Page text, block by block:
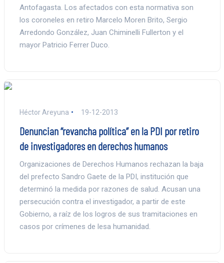
Antofagasta. Los afectados con esta normativa son
los coroneles en retiro Marcelo Moren Brito, Sergio
Arredondo González, Juan Chiminelli Fullerton y el
mayor Patricio Ferrer Duco.
Héctor Areyuna 19-12-2013
Denuncian “revancha política” en la PDI por retiro
de investigadores en derechos humanos
Organizaciones de Derechos Humanos rechazan la baja
del prefecto Sandro Gaete de la PDI, institución que
determinó la medida por razones de salud. Acusan una
persecución contra el investigador, a partir de este
Gobierno, a raíz de los logros de sus tramitaciones en
casos por crímenes de lesa humanidad.